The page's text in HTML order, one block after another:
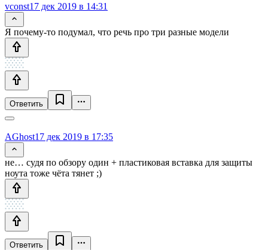
vconst17 дек 2019 в 14:31
Я почему-то подумал, что речь про три разные модели
Ответить
AGhost17 дек 2019 в 17:35
не… судя по обзору один + пластиковая вставка для защиты
ноута тоже чёта тянет ;)
Ответить